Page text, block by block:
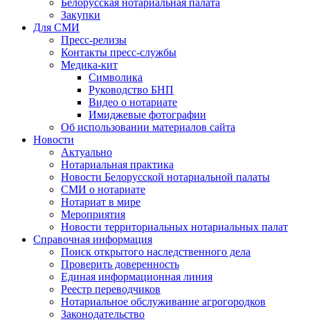
Белорусская нотариальная палата
Закупки
Для СМИ
Пресс-релизы
Контакты пресс-службы
Медика-кит
Символика
Руководство БНП
Видео о нотариате
Имиджевые фотографии
Об использовании материалов сайта
Новости
Актуально
Нотариальная практика
Новости Белорусской нотариальной палаты
СМИ о нотариате
Нотариат в мире
Мероприятия
Новости территориальных нотариальных палат
Справочная информация
Поиск открытого наследственного дела
Проверить доверенность
Единая информационная линия
Реестр переводчиков
Нотариальное обслуживание агрогородков
Законодательство